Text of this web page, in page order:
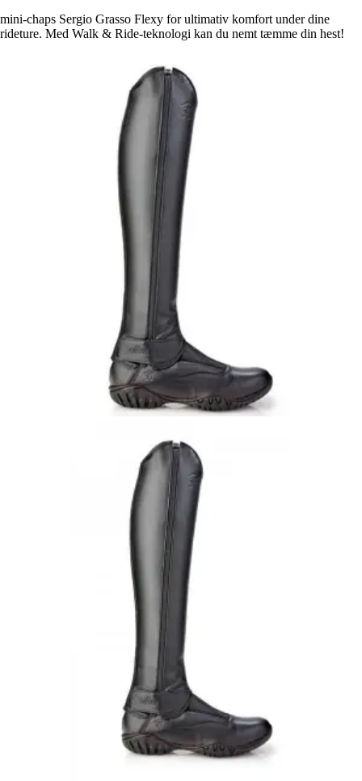
mini-chaps Sergio Grasso Flexy for ultimativ komfort under dine
rideture. Med Walk & Ride-teknologi kan du nemt tæmme din hest!